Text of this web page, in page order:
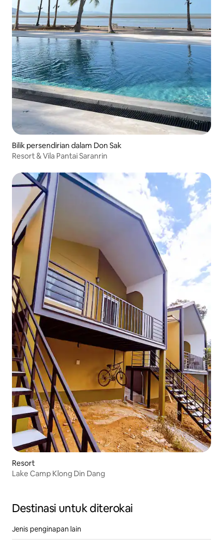
Bilik persendirian dalam Don Sak
Resort & Vila Pantai Saranrin
Resort
Lake Camp Klong Din Dang
Destinasi untuk diterokai
Jenis penginapan lain